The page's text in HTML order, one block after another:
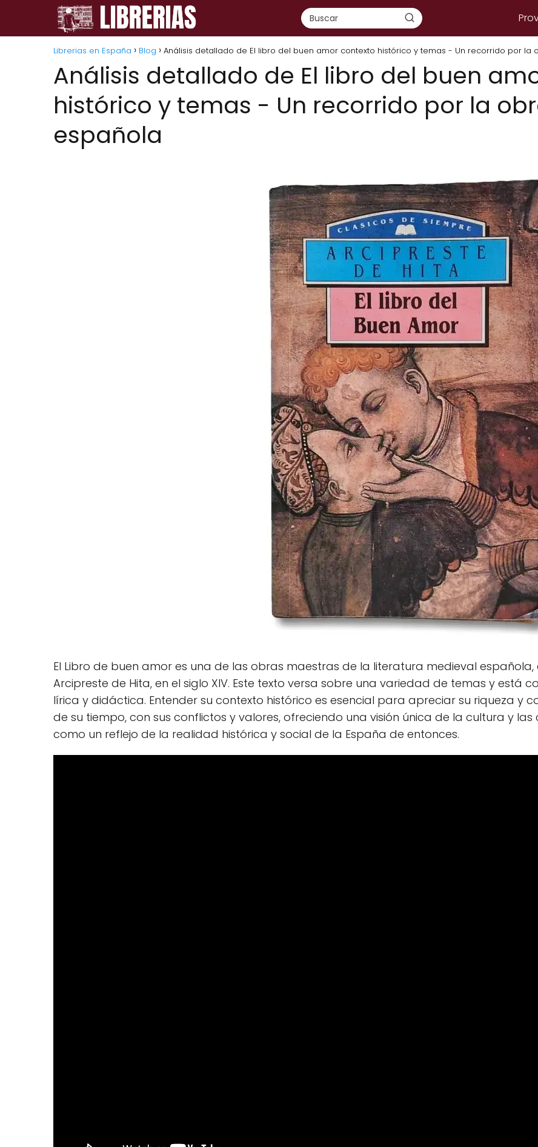
Librerias en España Blog Análisis detallado de El libro del buen amor contexto histórico y temas - Un recorrido por
Análisis detallado de El libro del buen
histórico y temas - Un recorrido por la
española
El Libro de buen amor es una de las obras maestras de la literatura medieval
Arcipreste de Hita, en el siglo XIV. Este texto versa sobre una variedad de temas y está
lírica y didáctica. Entender su contexto histórico es esencial para apreciar su riqueza y
de su tiempo, con sus conflictos y valores, ofreciendo una visión única de la cultura y
como un reflejo de la realidad histórica y social de la España de entonces.